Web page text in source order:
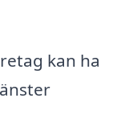
kan ha